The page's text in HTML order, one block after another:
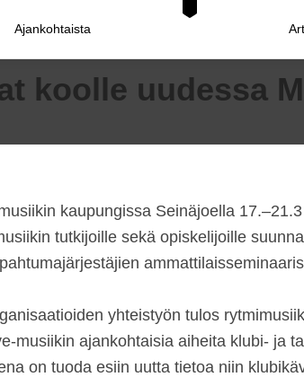
Ajankohtaista
koolle uudessa
kaupungissa Seinäjoella
tutkijoille sekä opiskelijoille
yhteistyön tulos
musiikin ajankohtaisia aiheita klubi- ja
on tuoda esiin uutta tietoa niin